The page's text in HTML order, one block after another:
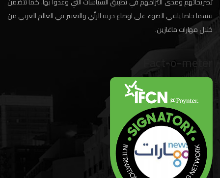
قسما خاصا يلقي الضوء على اوضاع حرية الرأي والتعبير في العالم العربي من
خلال مهارات ماغازين.
Fact-o-meter